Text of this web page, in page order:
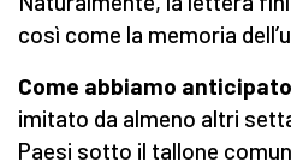
così come la memoria
Come abbiamo anticipato
imitato da almeno altri
Paesi sotto il tallone